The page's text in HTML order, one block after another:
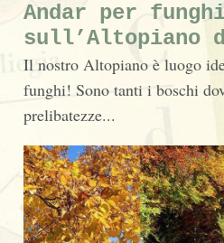
Andar per
sull’Altopiano
Il nostro Altopiano è luogo
funghi! Sono tanti i boschi
prelibatezze...